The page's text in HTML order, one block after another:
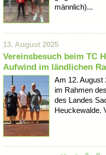
männlich)...
13. August 2025
Vereinsbesuch beim TC
Aufwind im ländlichen
Am 12. August
im Rahmen
des Landes
Heuckewalde.